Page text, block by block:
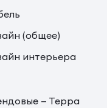
(общее)
интерьера
— Терра